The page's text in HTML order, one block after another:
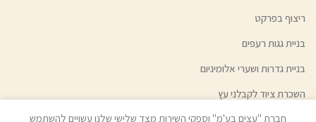
ריצוף בפרקט
בניית גגות רעפים
בניית גדרות ושערי אלומיניום
השכרת ציוד לקבלני עץ
גיוון צבעי עץ | צבע בהזמנה אישית
חברת "עצים בע'מ" וספקי השירות מצד שלישי שלנו עשויים להשתמש